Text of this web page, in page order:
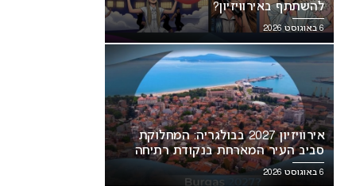
להשתתף באירוויזיון?
6 באוגוסט 2026
אירוויזיון 2027 בבולגריה: המחלוקת
סביב העיר המארחת בנקודת רתיחה
6 באוגוסט 2026